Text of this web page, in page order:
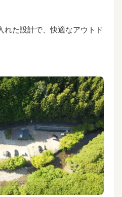
れた設計で、快適なアウトド